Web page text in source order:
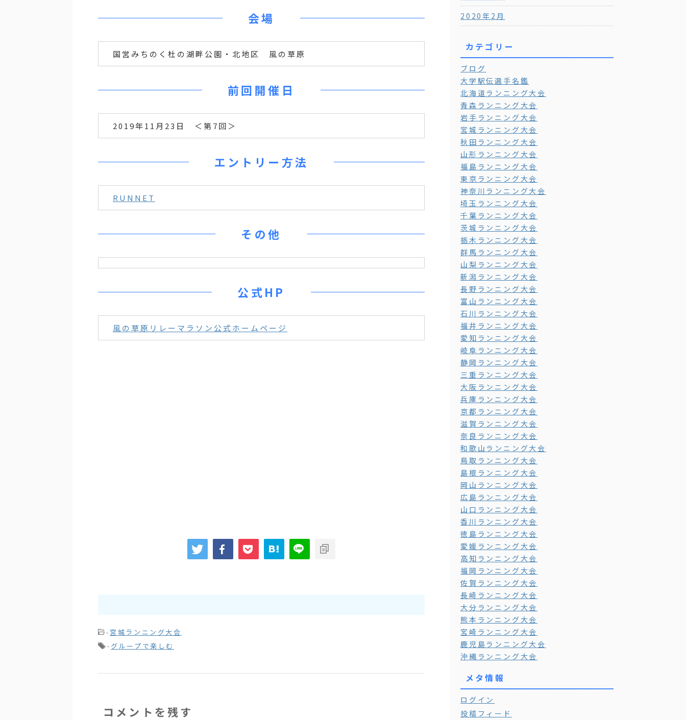
会場
国営みちのく杜の湖畔公園・北地区 風の草原
前回開催日
2019年11月23日 ＜第7回＞
エントリー方法
RUNNET
その他
公式HP
風の草原リレーマラソン公式ホームページ
- 宮城ランニング大会
- グループで楽しむ
コメントを残す
2020年2月
カテゴリー
ブログ
大学駅伝選手名鑑
北海道ランニング大会
青森ランニング大会
岩手ランニング大会
宮城ランニング大会
秋田ランニング大会
山形ランニング大会
福島ランニング大会
東京ランニング大会
神奈川ランニング大会
埼玉ランニング大会
千葉ランニング大会
茨城ランニング大会
栃木ランニング大会
群馬ランニング大会
山梨ランニング大会
新潟ランニング大会
長野ランニング大会
富山ランニング大会
石川ランニング大会
福井ランニング大会
愛知ランニング大会
岐阜ランニング大会
静岡ランニング大会
三重ランニング大会
大阪ランニング大会
兵庫ランニング大会
京都ランニング大会
滋賀ランニング大会
奈良ランニング大会
和歌山ランニング大会
鳥取ランニング大会
島根ランニング大会
岡山ランニング大会
広島ランニング大会
山口ランニング大会
香川ランニング大会
徳島ランニング大会
愛媛ランニング大会
高知ランニング大会
福岡ランニング大会
佐賀ランニング大会
長崎ランニング大会
大分ランニング大会
熊本ランニング大会
宮崎ランニング大会
鹿児島ランニング大会
沖縄ランニング大会
メタ情報
ログイン
投稿フィード